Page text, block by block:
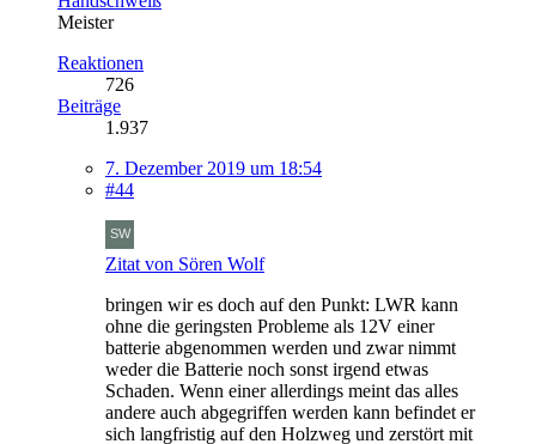
Meister
Reaktionen
726
Beiträge
1.937
7. Dezember 2019 um 18:54
#44
Zitat von Sören Wolf
bringen wir es doch auf den Punkt: LWR kann
ohne die geringsten Probleme als 12V einer
batterie abgenommen werden und zwar nimmt
weder die Batterie noch sonst irgend etwas
Schaden. Wenn einer allerdings meint das alles
andere auch abgegriffen werden kann befindet er
sich langfristig auf den Holzweg und zerstört mit